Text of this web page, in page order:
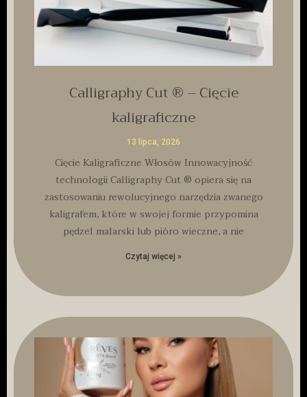
Calligraphy Cut ® – Cięcie
kaligraficzne
13 lipca, 2026
Cięcie Kaligraficzne Włosów Innowacyjność
technologii Calligraphy Cut ® opiera się na
zastosowaniu rewolucyjnego narzędzia zwanego
kaligrafem, które w swojej formie przypomina
pędzel malarski lub pióro wieczne, a nie
Czytaj więcej »